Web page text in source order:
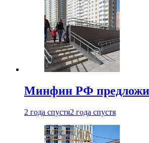
Минфин РФ предложил
2 года спустя2 года спустя